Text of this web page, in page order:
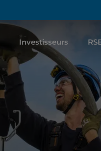
Investisseurs